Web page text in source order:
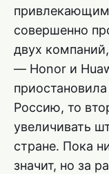
совершенно
двух
— Honor и
Россию, то
увеличивать
стране. Пока
значит, но за